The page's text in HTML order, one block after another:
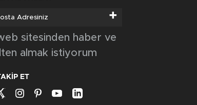
+
sitesinden haber ve
almak istiyorum
ET